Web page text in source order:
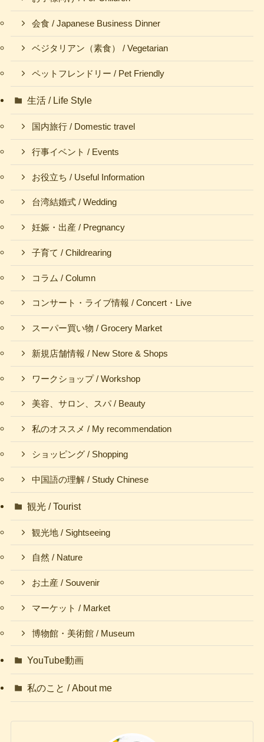
会食 / Japanese Business Dinner
ベジタリアン（素食） / Vegetarian
ペットフレンドリー / Pet Friendly
生活 / Life Style
国内旅行 / Domestic travel
行事イベント / Events
お役立ち / Useful Information
台湾結婚式 / Wedding
妊娠・出産 / Pregnancy
子育て / Childrearing
コラム / Column
コンサート・ライブ情報 / Concert・Live
スーパー買い物 / Grocery Market
新規店舗情報 / New Store & Shops
ワークショップ / Workshop
美容、サロン、スパ / Beauty
私のオススメ / My recommendation
ショッピング / Shopping
中国語の理解 / Study Chinese
観光 / Tourist
観光地 / Sightseeing
自然 / Nature
お土産 / Souvenir
マーケット / Market
博物館・美術館 / Museum
YouTube動画
私のこと / About me